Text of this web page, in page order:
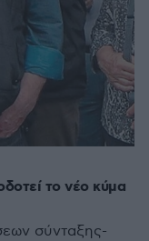
το νέο κύμα
σύνταξης-